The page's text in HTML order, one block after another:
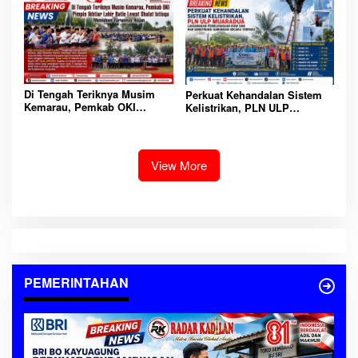
Di Tengah Teriknya Musim
Kemarau, Pemkab OKI
Perkuat Kehandalan Sistem
Kelistrikan, PLN ULP
Terpadu
View More
PEMERINTAHAN